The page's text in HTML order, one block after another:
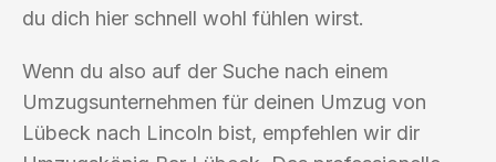
du dich hier schnell wohl fühlen wirst.
Wenn du also auf der Suche nach einem
Umzugsunternehmen für deinen Umzug von
Lübeck nach Lincoln bist, empfehlen wir dir